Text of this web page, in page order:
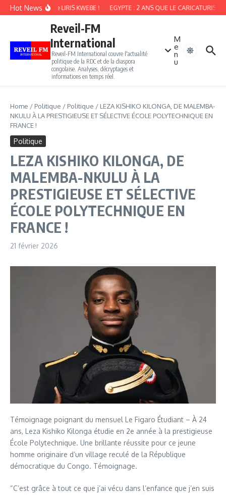
Aller au contenu
Hot News
HOMMAGE À Me LIRIS KWEBE ! EGYPTE : 2 ANS QUE LE
Reveil-FM
International
Reveil-FM International couvre l'actualité
politique de la RDC et de la diaspora
congolaise. Analyses, décryptages et
informations en temps réel.
M
e
n
u
Home / Politique / Politique / LEZA KISHIKO KILONGA, DE MALEMBA-
NKULU À LA PRESTIGIEUSE ET SÉLECTIVE ÉCOLE POLYTECHNIQUE EN
FRANCE !
Politique
LEZA KISHIKO KILONGA, DE
MALEMBA-NKULU À LA
PRESTIGIEUSE ET SÉLECTIVE
ÉCOLE POLYTECHNIQUE EN
FRANCE !
21 février 2026
Témoignage poignant du mensuel Le Figaro Étudiant – À 24
ans, Leza Kishiko Kilonga étudie en 2e année à la prestigieuse
École Polytechnique. Une brillante réussite pour ce jeune
homme originaire d’un village reculé de la République
démocratique du Congo. Témoignage.
“C’est grâce à tout ce que j’ai vécu dans l’enfance que j’en suis